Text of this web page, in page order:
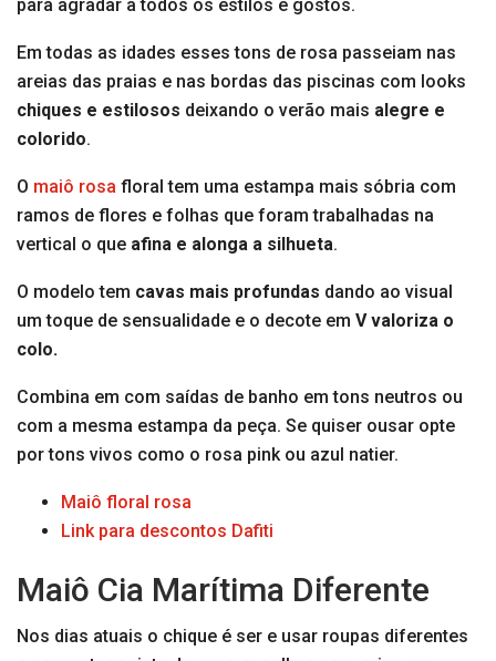
para agradar a todos os estilos e gostos.
Em todas as idades esses tons de rosa passeiam nas
areias das praias e nas bordas das piscinas com looks
chiques e estilosos deixando o verão mais alegre e
colorido.
O maiô rosa floral tem uma estampa mais sóbria com
ramos de flores e folhas que foram trabalhadas na
vertical o que afina e alonga a silhueta.
O modelo tem cavas mais profundas dando ao visual
um toque de sensualidade e o decote em V valoriza o
colo.
Combina em com saídas de banho em tons neutros ou
com a mesma estampa da peça. Se quiser ousar opte
por tons vivos como o rosa pink ou azul natier.
Maiô floral rosa
Link para descontos Dafiti
Maiô Cia Marítima Diferente
Nos dias atuais o chique é ser e usar roupas diferentes